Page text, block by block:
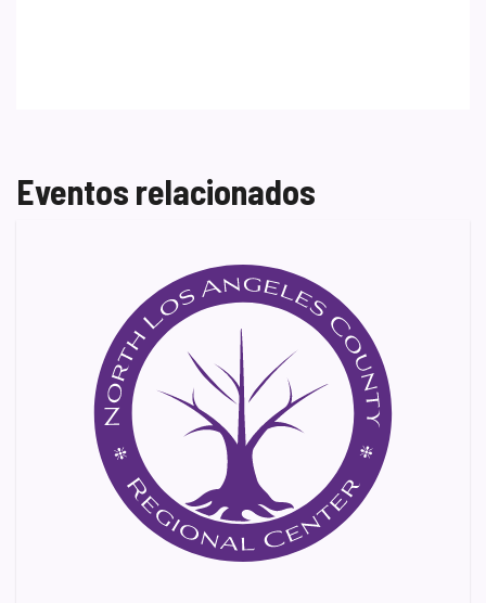
Eventos relacionados